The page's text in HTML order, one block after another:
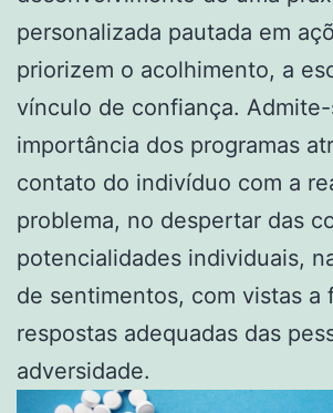
personalizada pautada em
priorizem o acolhimento, a
vínculo de confiança.
importância dos programas
contato do indivíduo com a
problema, no despertar das
potencialidades individuais,
de sentimentos, com vistas a
respostas adequadas das
adversidade.